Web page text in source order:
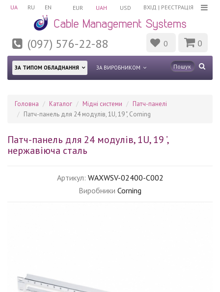
UA RU EN ВХІД | РЕЄСТРАЦІЯ
EUR UAH USD
(097) 576-22-88 0 0
ЗА ТИПОМ ОБЛАДНАННЯ ЗА ВИРОБНИКОМ
Головна Каталог Мідні системи
Патч-панелі
Патч-панель для 24 модулів, 1U, 19 ", Corning
Патч-панель для 24 модулів, 1U, 19 ’,
нержавіюча сталь
Артикул: WAXWSV-02400-C002
Виробники Corning